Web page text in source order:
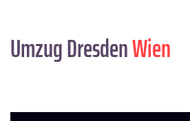
Umzug DresdenWien